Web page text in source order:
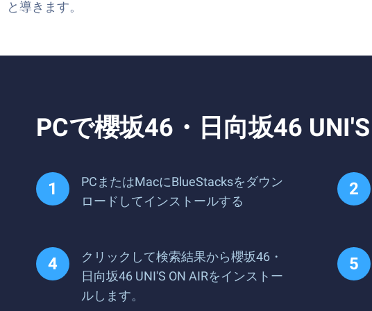
と導きます。
PCで櫻坂46・日向坂46
PCまたはMacにBlueStacksをダウン
ロードしてインストールする
クリックして検索結果から櫻坂46・
日向坂46 UNI'S ON AIRをインストー
ルします。